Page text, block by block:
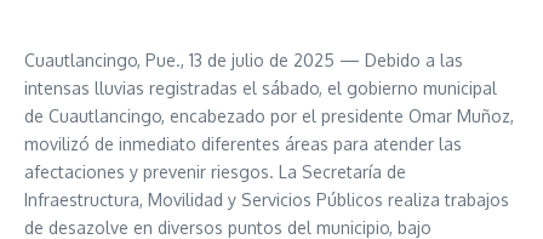
Cuautlancingo, Pue., 13 de julio de 2025 — Debido a las
intensas lluvias registradas el sábado, el gobierno municipal
de Cuautlancingo, encabezado por el presidente Omar Muñoz,
movilizó de inmediato diferentes áreas para atender las
afectaciones y prevenir riesgos. La Secretaría de
Infraestructura, Movilidad y Servicios Públicos realiza trabajos
de desazolve en diversos puntos del municipio, bajo